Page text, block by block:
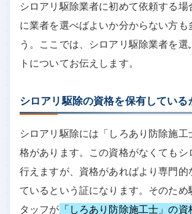
シロアリ駆除業者に初めて依頼する場
に業者を選べばよいか分からない方も
う。ここでは、シロアリ駆除業者を選
トについてお伝えします。
シロアリ駆除の資格を保有している
シロアリ駆除には「しろあり防除施工
格があります。この資格がなくてもシ
行えますが、資格があればより専門的
ているという証になります。そのため
タッフが 「しろあり防除施工士」の